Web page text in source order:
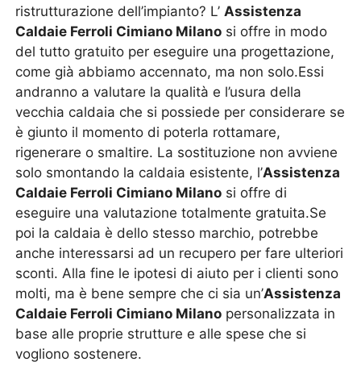
ristrutturazione dell’impianto? L’Assistenza
Caldaie Ferroli Cimiano Milano si offre in modo
del tutto gratuito per eseguire una progettazione,
come già abbiamo accennato, ma non solo.Essi
andranno a valutare la qualità e l’usura della
vecchia caldaia che si possiede per considerare se
è giunto il momento di poterla rottamare,
rigenerare o smaltire. La sostituzione non avviene
solo smontando la caldaia esistente, l’Assistenza
Caldaie Ferroli Cimiano Milano si offre di
eseguire una valutazione totalmente gratuita.Se
poi la caldaia è dello stesso marchio, potrebbe
anche interessarsi ad un recupero per fare ulteriori
sconti. Alla fine le ipotesi di aiuto per i clienti sono
molti, ma è bene sempre che ci sia un’Assistenza
Caldaie Ferroli Cimiano Milano personalizzata in
base alle proprie strutture e alle spese che si
vogliono sostenere.